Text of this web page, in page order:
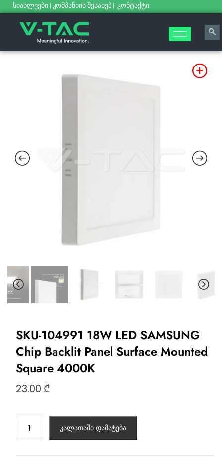
სიახლეები | კომპანიის შესახებ | კონტაქტი
SKU-104991 18W LED SAMSUNG
Chip Backlit Panel Surface Mounted
Square 4000K
23.00 ₾
კალათაში დამატება